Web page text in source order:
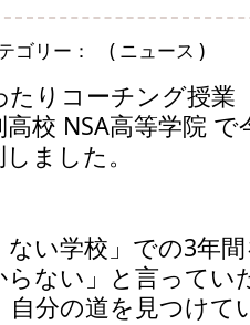
ゴリー： ( ニュース )
たりコーチング授業
高校 NSA高等学院
ました。
ない学校」での3年
らない」と言ってい
自分の道を見つけて